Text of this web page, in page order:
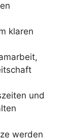
klaren
und
werden